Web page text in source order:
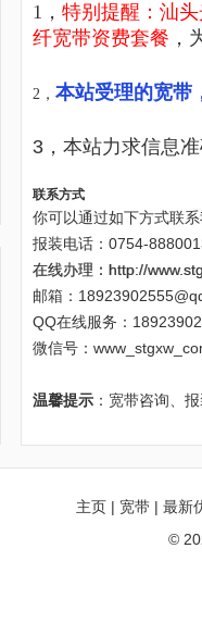
1， 特别提醒：汕
纤宽带资费套餐 ，
2， 本站受理的宽带
3，本站力求信息
联系方式
你可以通过如下方式联
报装电话：0754-
在线办理： http://
邮箱：
QQ在线服务：
微信号：
温馨提示 ：宽带咨询、
主页 | 宽带 | 最新
©